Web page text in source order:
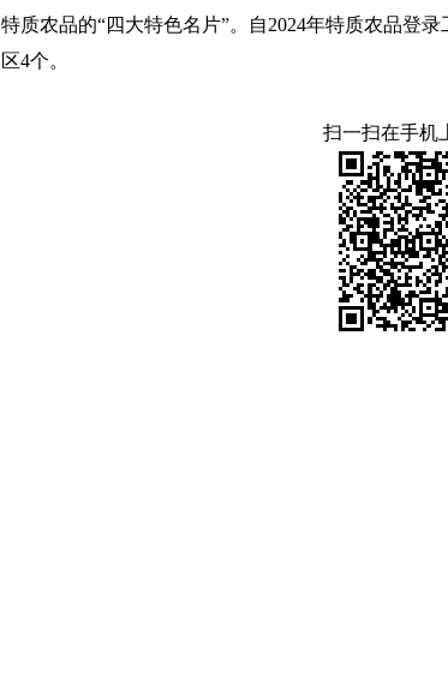
特质农品的“四大特色名片”。自2024年特质农品登
区4个。
扫一扫在手机